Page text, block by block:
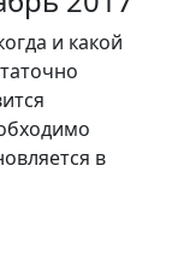
и какой
в